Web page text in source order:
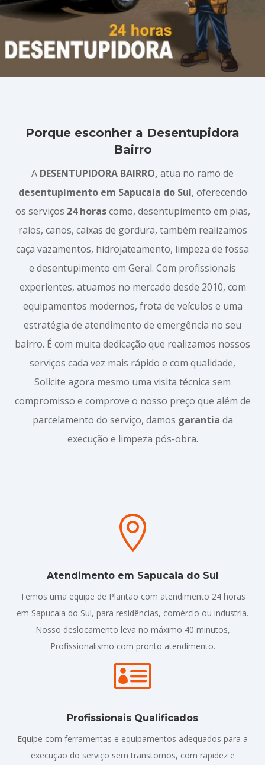
Porque esconher a Desentupidora
Bairro
A DESENTUPIDORA BAIRRO, atua no ramo de
desentupimento em Sapucaia do Sul, oferecendo
os serviços 24 horascomo, desentupimento em pias,
ralos, canos, caixas de gordura, também realizamos
caça vazamentos, hidrojateamento, limpeza de fossa
e desentupimento em Geral. Com profissionais
experientes, atuamos no mercado desde 2010, com
equipamentos modernos, frota de veículos e uma
estratégia de atendimento de emergência no seu
bairro. É com muita dedicação que realizamos nossos
serviços cada vez mais rápido e com qualidade,
Solicite agora mesmo uma visita técnica sem
compromisso e comprove o nosso preço que além de
parcelamento do serviço, damos garantia da
execução e limpeza pós-obra.

Atendimento em Sapucaia do Sul
Temos uma equipe de Plantão com atendimento 24 horas
em Sapucaia do Sul, para residências, comércio ou industria.
Nosso deslocamento leva no máximo 40 minutos,
Profissionalismo com pronto atendimento.

Profissionais Qualificados
Equipe com ferramentas e equipamentos adequados para a
execução do serviço sem transtornos, com rapidez e